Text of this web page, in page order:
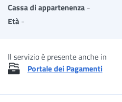
Cassa di appartenenza -
Età -
Il servizio è presente anche in
Portale dei Pagamenti